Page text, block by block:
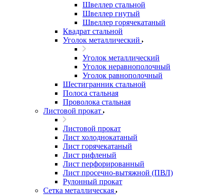
Швеллер стальной
Швеллер гнутый
Швеллер горячекатаный
Квадрат стальной
Уголок металлический
Уголок металлический
Уголок неравнополочный
Уголок равнополочный
Шестигранник стальной
Полоса стальная
Проволока стальная
Листовой прокат
Листовой прокат
Лист холоднокатаный
Лист горячекатаный
Лист рифленый
Лист перфорированный
Лист просечно-вытяжной (ПВЛ)
Рулонный прокат
Сетка металлическая